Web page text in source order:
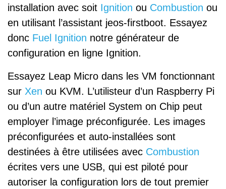
installation avec soit Ignition ou Combustion ou
en utilisant l’assistant jeos-firstboot. Essayez
donc Fuel Ignition notre générateur de
configuration en ligne Ignition.
Essayez Leap Micro dans les VM fonctionnant
sur Xen ou KVM. L’utilisteur d’un Raspberry Pi
ou d’un autre matériel System on Chip peut
employer l’image préconfigurée. Les images
préconfigurées et auto-installées sont
destinées à être utilisées avec Combustion
écrites vers une USB, qui est piloté pour
autoriser la configuration lors de tout premier